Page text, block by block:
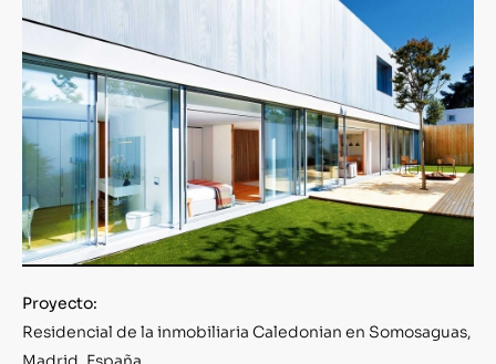
Proyecto:
Residencial de la inmobiliaria Caledonian en Somosaguas,